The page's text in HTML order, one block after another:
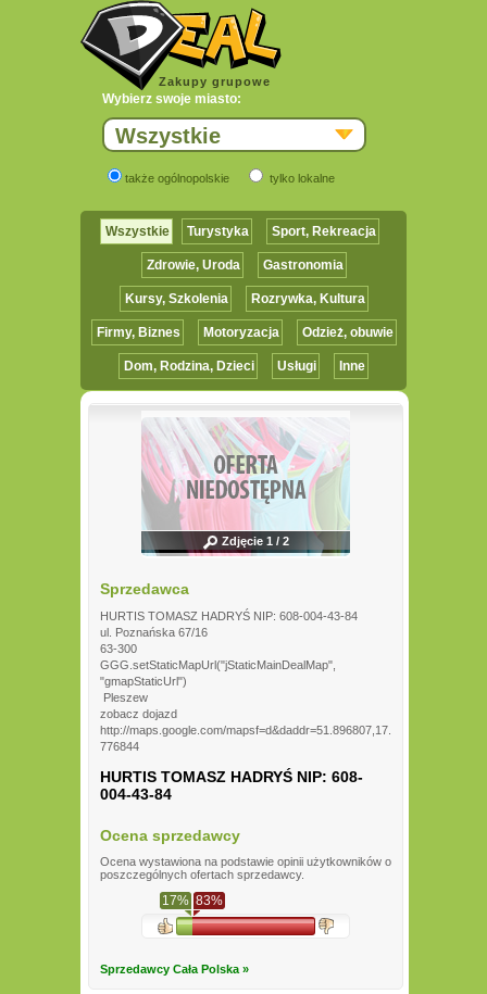
Zakupy grupowe
Wybierz swoje miasto:
Wszystkie
także ogólnopolskie tylko lokalne
Wszystkie Turystyka Sport, Rekreacja
Zdrowie, Uroda Gastronomia
Kursy, Szkolenia Rozrywka, Kultura
Firmy, Biznes Motoryzacja Odzież, obuwie
Dom, Rodzina, Dzieci Usługi Inne
Zdjęcie 1 / 2
Sprzedawca
HURTIS TOMASZ HADRYŚ NIP: 608-004-43-84
ul. Poznańska 67/16
63-300
GGG.setStaticMapUrl("jStaticMainDealMap",
"gmapStaticUrl")
Pleszew
zobacz dojazd
http://maps.google.com/mapsf=d&daddr=51.896807,17.
776844
HURTIS TOMASZ HADRYŚ NIP: 608-
004-43-84
Ocena sprzedawcy
Ocena wystawiona na podstawie opinii użytkowników o
poszczególnych ofertach sprzedawcy.
17% 83%
Sprzedawcy Cała Polska »